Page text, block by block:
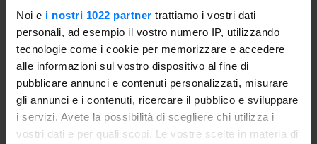
Noi e i nostri 1022 partner trattiamo i vostri dati
personali, ad esempio il vostro numero IP, utilizzando
tecnologie come i cookie per memorizzare e accedere
alle informazioni sul vostro dispositivo al fine di
pubblicare annunci e contenuti personalizzati, misurare
gli annunci e i contenuti, ricercare il pubblico e sviluppare
i servizi. Avete la possibilità di scegliere chi utilizza i
vostri dati e per quali scopi. Le vostre scelte in materia di
pepe, un filo d’olio e la scorza grattugiata del limone e
cucinarli nel Freddy preriscaldato a 75°C con la funzione di
cottura a bassa temperaturaper circa 45 minuti.
Nel mentre tostare le mandorle in una padella
antiaderente e tagliare grossolanamente al coltello le
olive taggiasche ed i pomodorini confit. Scolare il riso
venere, condirlo con un filo d’olio, i pomodorini confit e le